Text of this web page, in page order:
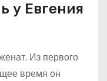
у Евгения
Из первого
время он